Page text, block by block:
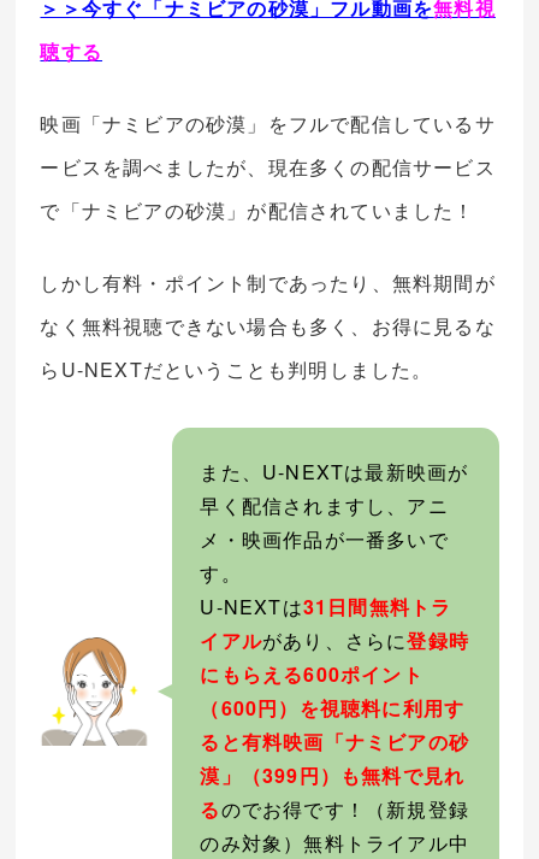
＞＞今すぐ「ナミビアの砂漠」フル動画を無料視
聴する
映画「ナミビアの砂漠」をフルで配信しているサ
ービスを調べましたが、現在多くの配信サービス
で「ナミビアの砂漠」が配信されていました！
しかし有料・ポイント制であったり、無料期間が
なく無料視聴できない場合も多く、お得に見るな
らU-NEXTだということも判明しました。
また、U-NEXTは最新映画が
早く配信されますし、アニ
メ・映画作品が一番多いで
す。
U-NEXTは31日間無料トラ
イアルがあり、さらに登録時
にもらえる600ポイント
（600円）を視聴料に利用す
ると有料映画「ナミビアの砂
漠」（399円）も無料で見れ
るのでお得です！（新規登録
のみ対象）無料トライアル中